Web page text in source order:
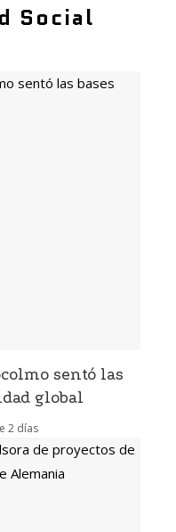
Social
sentó las
global
2 días